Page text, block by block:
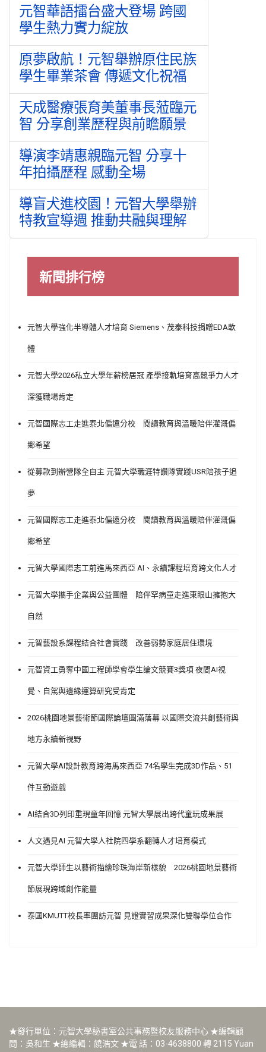
元智華語擂台盛大登場 跨國
學生熱力實力綻放
原夢啟航！元智舉辦原住民族
學生畢業茶會 傳遞文化祝福
天成醫療張育美董事長蒞臨元
智 分享創業歷程與前瞻願景
導演李靖惠親臨元智 分享十
年拍攝歷程 感動全場
導盲犬進校園！元智大學舉辦
特教宣導週 推動共融與理解
新聞排行榜
元智大學強化半導體人才培育 Siemens、茂泰科技捐贈EDA軟
體
元智大學2026私立大學年薪榜居冠 產學接軌培育高競爭力人才
深獲職場肯定
元智國際志工走進泰北偏遠分校 閱讀教育與溫暖陪伴灌溉偏
鄉希望
從募款到辦營隊全自主 元智大學職涯特讚隊實踐USR陪孩子追
夢
元智國際志工走進泰北偏遠分校 閱讀教育與溫暖陪伴灌溉偏
鄉希望
元智大學國際志工前進馬來西亞 AI、永續課程培育跨文化人才
元智大學攜手企業與公益團體 陪伴罕病童走進東眼山擁抱大
自然
元智藝設系課程結合社會實踐 改善弱勢家庭居住環境
元智資工勇奪中國工程師學會學生論文競賽3獎項 夜間AI視
覺、自駕與邊緣運算研究受肯定
2026桃園地景藝術節國際論壇圓滿落幕 以國際交流共創藝術與
地方永續新視野
元智大學AI設計教育跨海馬來西亞 74名學生完成3D作品、51
件互動遊戲
AI結合3D列印重現童年回憶 元智大學展出跨代童玩成果展
人文遇見AI 元智大學人社院四學系翻轉人才培育模式
元智大學師生以藝術描繪珍珠海岸新樣貌 2026桃園地景藝術
節展現跨域創作能量
泰國KMUTT校長率團訪元智 見證實習成果深化雙聯學位合作
★發行單位：元智大學秘書室公共事務暨校友服務中心 ★編輯顧
問：吳和生 ★總編輯：饒浩文 ★電 話：03-4638800 轉 2115 Yuan